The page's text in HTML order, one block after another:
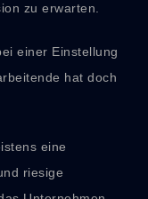
zu erwarten.
einer Einstellung
hat doch
eine
riesige